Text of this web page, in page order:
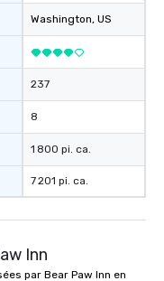
Washington, US
237
8
1 800 pi. ca.
7 201 pi. ca.
Inn
par Bear Paw Inn en